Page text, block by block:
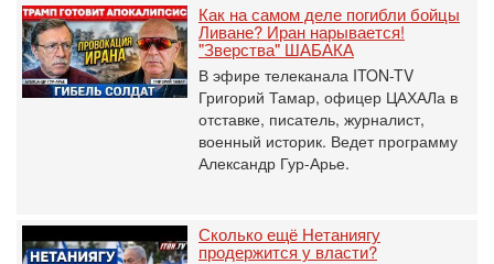
Как на самом деле погибли бойцы
Ливане? Иран нарывается!
"Зверства" ШАБАКА
В эфире телеканала ITON-TV
Григорий Тамар, офицер ЦАХАЛа в
отставке, писатель, журналист,
военный историк. Ведет программу
Александр Гур-Арье.
Сколько ещё Нетаниягу
продержится у власти?